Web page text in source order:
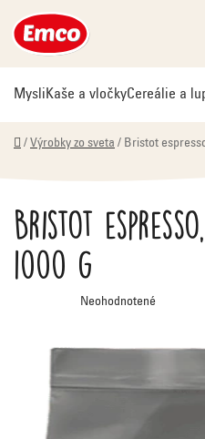
na
obsah
MysliKaše a vločkyCereálie a
Domov
/ Výrobky zo sveta / Bristot
Bristot
1000 g
Priemerné
hodnotenie
5
Neohodnotené